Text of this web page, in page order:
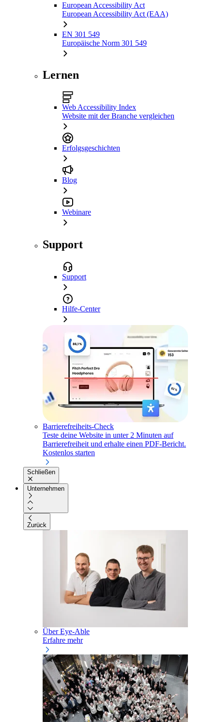
European Accessibility Act
European Accessibility Act (EAA)
EN 301 549
Europäische Norm 301 549
Lernen
Web Accessibility Index
Website mit der Branche vergleichen
Erfolgsgeschichten
Blog
Webinare
Support
Support
Hilfe-Center
Barrierefreiheits-Check
Teste deine Website in unter 2 Minuten auf
Barrierefreiheit und erhalte einen PDF-Bericht.
Kostenlos starten
Schließen
Unternehmen
Zurück
Über Eye-Able
Erfahre mehr